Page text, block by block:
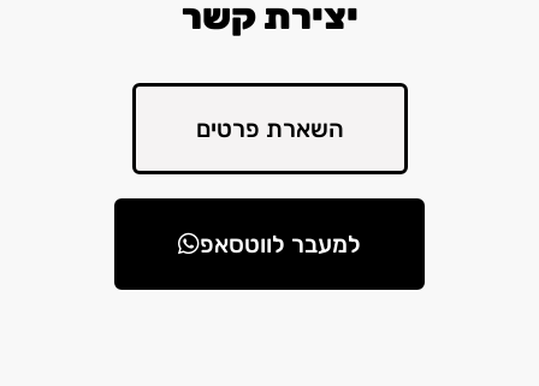
יצירת קשר
השארת פרטים
למעבר לווטסאפ